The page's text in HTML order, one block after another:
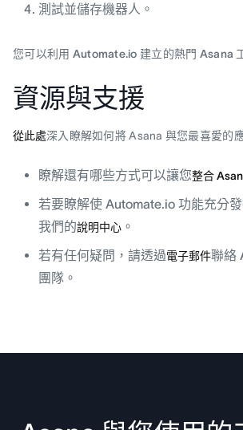
測試並儲存機器人。
您可以利用 Automate.io 建立的熱門 Asana
資源與支援
從此處深入瞭解如何將 Asana 與您最喜愛的
瞭解還有哪些方式可以讓您整合
若要瞭解使 Automate.io 功能充分
我們的說明中心 。
若有任何疑問，請透過電子郵件聯絡
團隊。